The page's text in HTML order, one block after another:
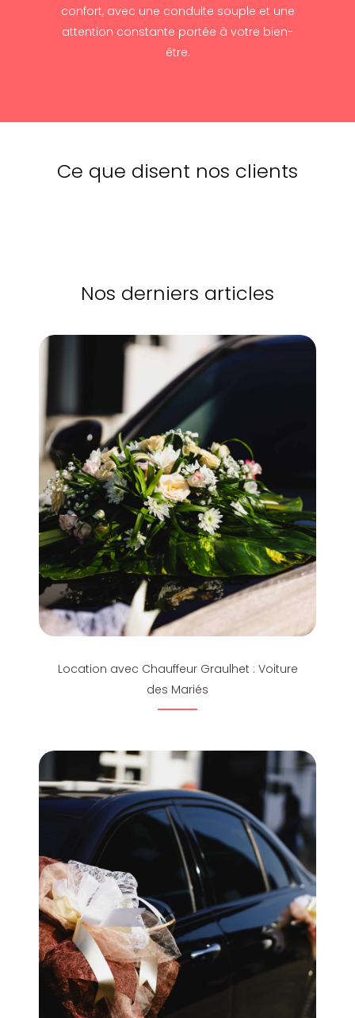
confort, avec une conduite souple et une
attention constante portée à votre bien-
être.
Ce que disent nos clients
Nos derniers articles
Location avec Chauffeur Graulhet : Voiture
des Mariés